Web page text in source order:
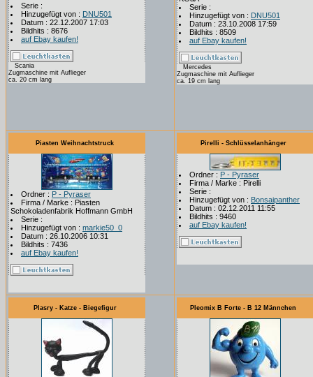
Serie :
Hinzugefügt von : DNU501
Datum : 22.12.2007 17:03
Bildhits : 8676
auf Ebay kaufen!
Scania
Zugmaschine mit Auflieger
ca. 20 cm lang
Serie :
Hinzugefügt von : DNU501
Datum : 23.10.2008 17:59
Bildhits : 8509
auf Ebay kaufen!
Mercedes
Zugmaschine mit Auflieger
ca. 19 cm lang
Piasten Weihnachtstruck
Ordner : P - Pyraser
Firma / Marke : Piasten
Schokoladenfabrik Hoffmann GmbH
Serie :
Hinzugefügt von : markie50_0
Datum : 26.10.2006 10:31
Bildhits : 7436
auf Ebay kaufen!
Pirelli - Schlüsselanhänger
Ordner : P - Pyraser
Firma / Marke : Pirelli
Serie :
Hinzugefügt von : Bonsaipanther
Datum : 02.12.2011 11:55
Bildhits : 9460
auf Ebay kaufen!
Plasry - Katze - Biegefigur Pleomix B Forte - B 12 Männchen